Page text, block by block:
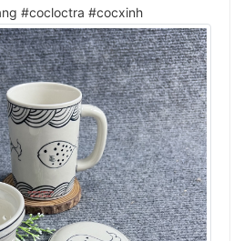
#cocloctra #cocxinh